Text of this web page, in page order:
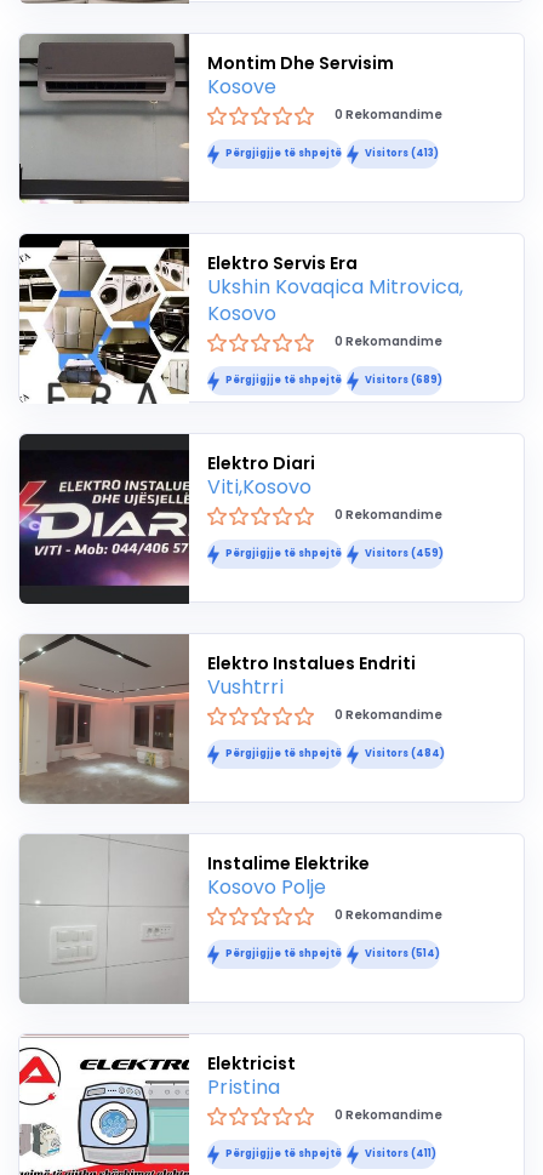
Montim Dhe Servisim
Kosove
0 Rekomandime
Përgjigjje të shpejtë Visitors (413)
Elektro Servis Era
Ukshin Kovaqica Mitrovica,
Kosovo
0 Rekomandime
Përgjigjje të shpejtë Visitors (689)
Elektro Diari
Viti,Kosovo
0 Rekomandime
Përgjigjje të shpejtë Visitors (459)
Elektro Instalues Endriti
Vushtrri
0 Rekomandime
Përgjigjje të shpejtë Visitors (484)
Instalime Elektrike
Kosovo Polje
0 Rekomandime
Përgjigjje të shpejtë Visitors (514)
Elektricist
Pristina
0 Rekomandime
Përgjigjje të shpejtë Visitors (411)